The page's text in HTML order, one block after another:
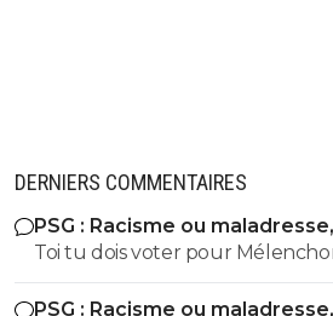
DERNIERS COMMENTAIRES
PSG : Racisme ou
Toi tu dois voter pour
histoire !! alors que cette période on en a mangé au collège
et au lycée Moi on m'a pourtant appris que ces deux
PSG : Racisme ou